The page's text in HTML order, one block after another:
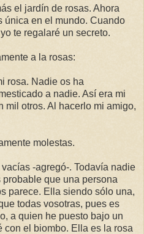
el jardín de rosas. Ahora
única en el mundo. Cuando
te regalaré un secreto.
a la rosas:
rosa. Nadie os ha
a nadie. Así era mi
mil otros. Al hacerlo mi amigo,
molestas.
-agregó-. Todavía nadie
que una persona
parece. Ella siendo sólo una,
todas vosotras, pues es
a quien he puesto bajo un
con el biombo. Ella es la rosa